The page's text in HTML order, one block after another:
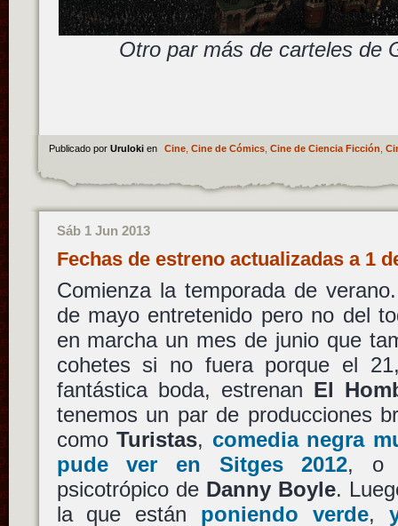
Otro par más de carteles de
Publicado por Uruloki en Cine, Cine de Cómics, Cine de Ciencia Ficción
Sáb 1 Jun 2013
Fechas de estreno actualizadas a 1
Comienza la temporada de
de mayo entretenido pero no del
en marcha un mes de junio que
cohetes si no fuera porque el
fantástica boda, estrenan El
tenemos un par de producciones
comoTuristas, comedia negra
pude ver en Sitges 2012,
psicotrópico de Danny Boyle.
la que están poniendo verde,